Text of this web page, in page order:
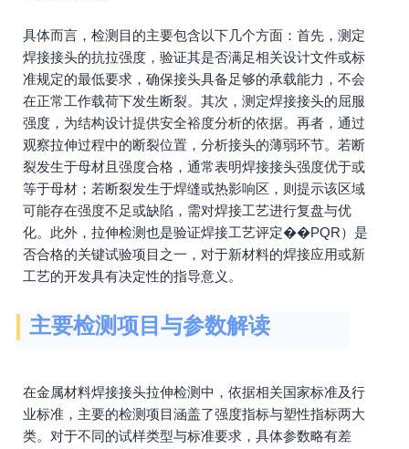
具体而言，检测目的主要包含以下几个方面：首先，测定
焊接接头的抗拉强度，验证其是否满足相关设计文件或标
准规定的最低要求，确保接头具备足够的承载能力，不会
在正常工作载荷下发生断裂。其次，测定焊接接头的屈服
强度，为结构设计提供安全裕度分析的依据。再者，通过
观察拉伸过程中的断裂位置，分析接头的薄弱环节。若断
裂发生于母材且强度合格，通常表明焊接接头强度优于或
等于母材；若断裂发生于焊缝或热影响区，则提示该区域
可能存在强度不足或缺陷，需对焊接工艺进行复盘与优
化。此外，拉伸检测也是验证焊接工艺评定��PQR）是
否合格的关键试验项目之一，对于新材料的焊接应用或新
工艺的开发具有决定性的指导意义。
主要检测项目与参数解读
在金属材料焊接接头拉伸检测中，依据相关国家标准及行
业标准，主要的检测项目涵盖了强度指标与塑性指标两大
类。对于不同的试样类型与标准要求，具体参数略有差